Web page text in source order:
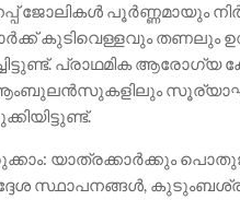
ജോലികൾ പൂർണ്ണമായും
കുടിവെള്ളവും തണലും
പ്രാഥമിക ആരോഗ്യ
യാത്രക്കാർക്കും
സ്ഥാപനങ്ങൾ,